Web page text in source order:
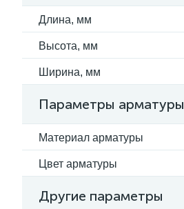
Длина, мм
Высота, мм
Ширина, мм
Параметры арматуры
Материал арматуры
Цвет арматуры
Другие параметры